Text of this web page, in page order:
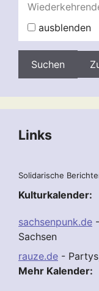
ausblenden
Links
Solidarische
Kulturkalender:
sachsenpunk.de
Sachsen
rauze.de -
Mehr Kalender: